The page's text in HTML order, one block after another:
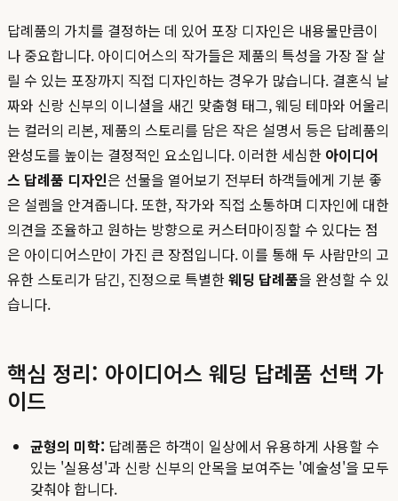
답례품의 가치를 결정하는 데 있어 포장 디자인은 내용물만큼이
나 중요합니다. 아이디어스의 작가들은 제품의 특성을 가장 잘 살
릴 수 있는 포장까지 직접 디자인하는 경우가 많습니다. 결혼식 날
짜와 신랑 신부의 이니셜을 새긴 맞춤형 태그, 웨딩 테마와 어울리
는 컬러의 리본, 제품의 스토리를 담은 작은 설명서 등은 답례품의
완성도를 높이는 결정적인 요소입니다. 이러한 세심한 아이디어
스 답례품 디자인은 선물을 열어보기 전부터 하객들에게 기분 좋
은 설렘을 안겨줍니다. 또한, 작가와 직접 소통하며 디자인에 대한
의견을 조율하고 원하는 방향으로 커스터마이징할 수 있다는 점
은 아이디어스만이 가진 큰 장점입니다. 이를 통해 두 사람만의 고
유한 스토리가 담긴, 진정으로 특별한웨딩 답례품을 완성할 수 있
습니다.
핵심 정리: 아이디어스 웨딩 답례품 선택 가
이드
균형의 미학: 답례품은 하객이 일상에서 유용하게 사용할 수
있는 '실용성'과 신랑 신부의 안목을 보여주는 '예술성'을 모두
갖춰야 합니다.